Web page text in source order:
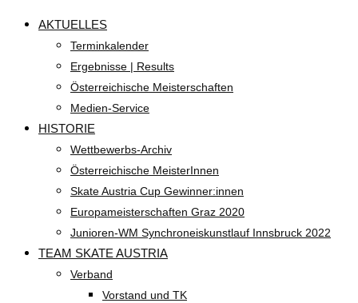
AKTUELLES
Terminkalender
Ergebnisse | Results
Österreichische Meisterschaften
Medien-Service
HISTORIE
Wettbewerbs-Archiv
Österreichische MeisterInnen
Skate Austria Cup Gewinner:innen
Europameisterschaften Graz 2020
Junioren-WM Synchroneiskunstlauf Innsbruck 2022
TEAM SKATE AUSTRIA
Verband
Vorstand und TK